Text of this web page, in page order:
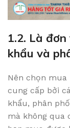
1.2. Là
khẩu và
Nên chọn mua
cung cấp bởi
khẩu, phân
mà không qua